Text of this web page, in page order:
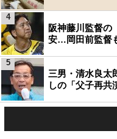
阪神藤川監督の
安…岡田前監督
4
三男・清水良太
しの「父子再共
5